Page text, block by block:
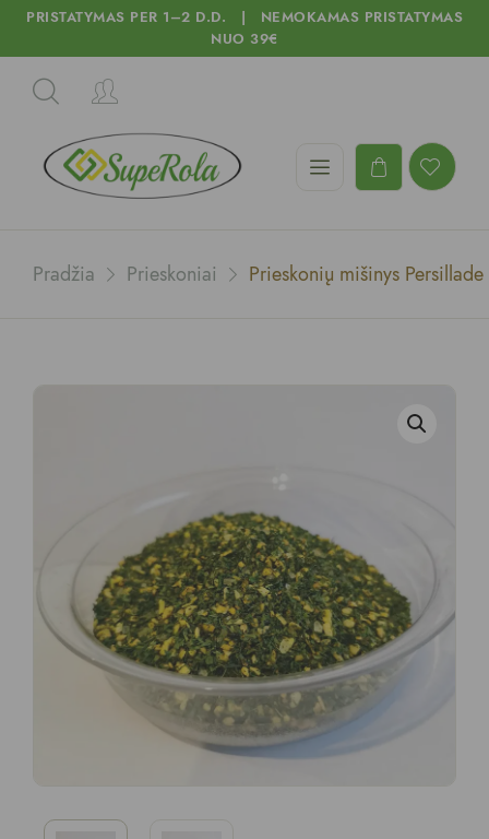
PRISTATYMAS PER 1–2 D.D. | NEMOKAMAS PRISTATYMAS
NUO 39€
Pradžia Prieskoniai Prieskonių mišinys